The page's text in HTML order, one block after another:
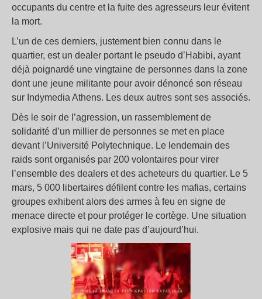
occupants du centre et la fuite des agresseurs leur évitent
la mort.
L’un de ces derniers, justement bien connu dans le
quartier, est un dealer portant le pseudo d’Habibi, ayant
déjà poignardé une vingtaine de personnes dans la zone
dont une jeune militante pour avoir dénoncé son réseau
sur Indymedia Athens. Les deux autres sont ses associés.
Dès le soir de l’agression, un rassemblement de
solidarité d’un millier de personnes se met en place
devant l’Université Polytechnique. Le lendemain des
raids sont organisés par 200 volontaires pour virer
l’ensemble des dealers et des acheteurs du quartier. Le 5
mars, 5 000 libertaires défilent contre les mafias, certains
groupes exhibent alors des armes à feu en signe de
menace directe et pour protéger le cortège. Une situation
explosive mais qui ne date pas d’aujourd’hui.